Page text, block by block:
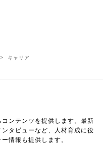
キャリア
ンテンツを提供します。最新
タビューなど、人材育成に役
情報も提供します。